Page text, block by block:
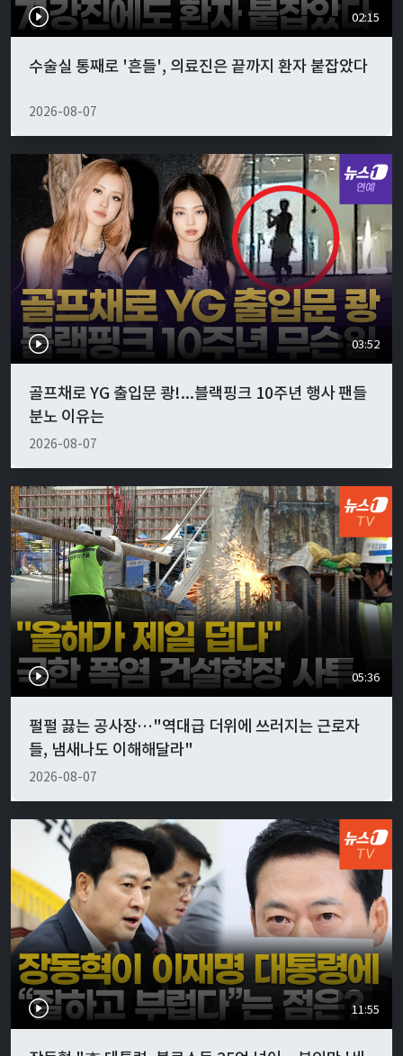
02:15
수술실 통째로 '흔들', 의료진은 끝까지 환자 붙잡았다
2026-08-07
03:52
골프채로 YG 출입문 쾅!...블랙핑크 10주년 행사 팬들
분노 이유는
2026-08-07
05:36
펄펄 끓는 공사장…"역대급 더위에 쓰러지는 근로자
들, 냄새나도 이해해달라"
2026-08-07
11:55